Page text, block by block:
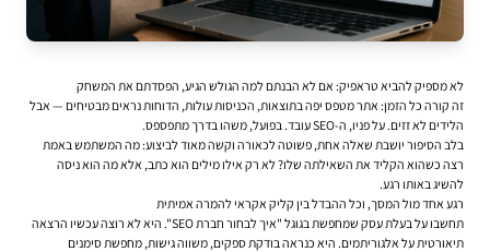
לא מספיק להביא טראפיק: אם לא הבנתם למה הגולש הגיע, הפסדתם את המשחק
זה קורה כל הזמן: אתר מטפס יפה בתוצאות, הכניסות עולות, הדוחות נראים מבטיחים — אבל
הלידים לא זזים. על פניו, ה-SEO עובד. בפועל, משהו בדרך מתפספס.
בלב הסיפור יושבת שאלה אחת, פשוטה לכאורה וקשה מאוד לביצוע: מה המשתמש באמת
רצה כשהוא הקליד את השאילתה שלו? לא רק אילו מילים הוא כתב, אלא מה הוא ניסה
להשיג באותו רגע.
רגע אחד מול המסך, וכל ההבדל בין קליק אקראי להמרה אמיתית
תחשבו על בעלת עסק שמחפשת בגוגל "איך לבחור חברת SEO". היא לא רוצה עכשיו הרצאה
תיאורטית על אלגוריתמים. היא כנראה בודקת ספקים, משווה גישות, מחפשת סימנים